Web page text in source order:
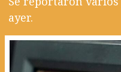
ayer.